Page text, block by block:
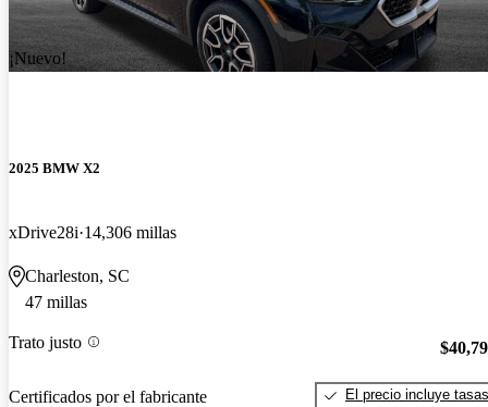
¡Nuevo!
2025 BMW X2
xDrive28i 14,306 millas
Charleston, SC
47 millas
Trato justo
Certificados por el fabricante
El precio incluye tasas